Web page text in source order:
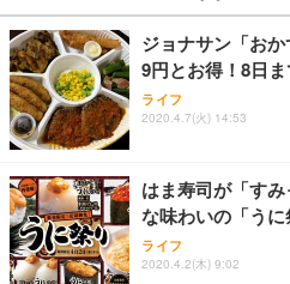
￥27,999
Sezlife オフィスチ
ワーク チェア 強化
能 人間工学 椅子 腰
務用 おしゃれ パソ
Sezlife オフィスチェ
ワーク チェア 強化
能 人間工学 椅子 腰
￥109,572
【純正品】27"ゲー
フック付き（CFI-
【整備済み品】Dell
ー フルHD（
ort/VGA スピーカー
￥3,234
ネオ・ルーライフ ネ
り 単品
Smart Basic(スマー
限定】 Smart Basic
超厚型 お徳用 ワイ
ジョナサン「お
9円とお得！8日
ライフ
2020.4.7(火) 14:53
はま寿司が「す
な味わいの「うに
ライフ
2020.4.2(木) 9:02